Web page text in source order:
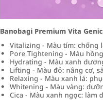
Banobagi Premium Vita
Vitalizing - Màu tím: chống
Pore Tightening - Màu
Hydrating - Màu xanh
Lifting - Màu đỏ: nâng cơ,
Relaxing - Màu xanh lá:
Whitening - Màu vàng:
Cica - Màu xanh ngọc: làm